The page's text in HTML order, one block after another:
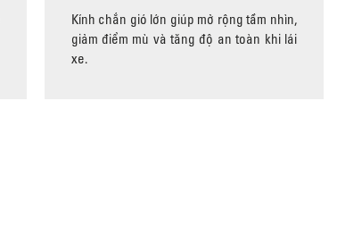
Kính chắn gió lớn giúp mở rộng tầm nhìn,
giảm điểm mù và tăng độ an toàn khi lái
xe.